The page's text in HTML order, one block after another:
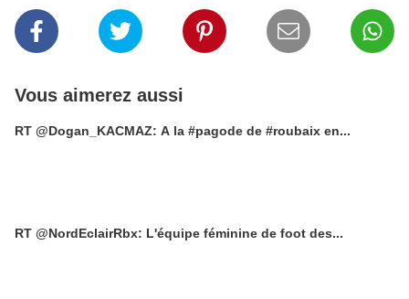
Vous aimerez aussi
RT @Dogan_KACMAZ: A la #pagode de #roubaix en...
RT @NordEclairRbx: L'équipe féminine de foot des...